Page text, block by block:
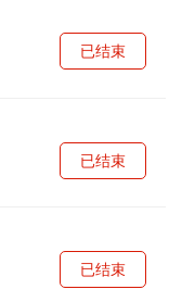
已结束
已结束
已结束